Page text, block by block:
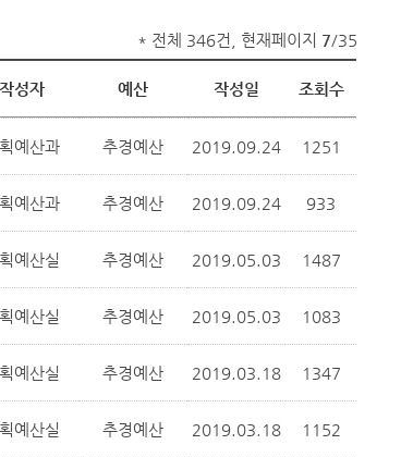
* 전체 346건, 현재페이지 7/35
작성자 예산 작성일 조회수
예산과 추경예산 2019.09.24 1251
예산과 추경예산 2019.09.24 933
예산실 추경예산 2019.05.03 1487
예산실 추경예산 2019.05.03 1083
예산실 추경예산 2019.03.18 1347
예산실 추경예산 2019.03.18 1152